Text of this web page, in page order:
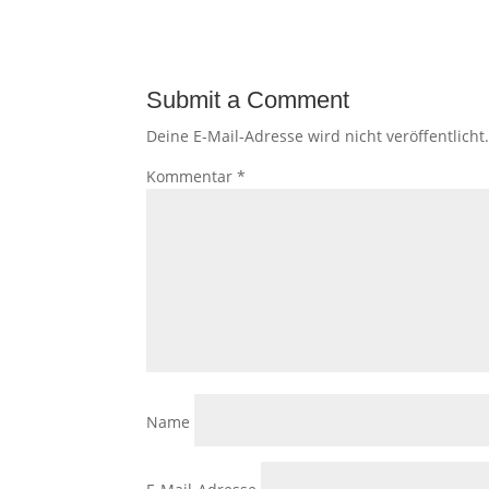
Submit a Comment
Deine E-Mail-Adresse wird nicht veröffentlicht.
Kommentar*
Name